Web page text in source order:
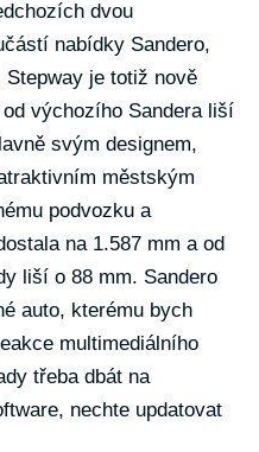
dvou
nabídky Sandero,
je totiž nově
výchozího Sandera liší
svým designem,
městským
podvozku a
na 1.587 mm a od
liší o 88 mm. Sandero
auto, kterému bych
multimediálního
třeba dbát na
nechte updatovat